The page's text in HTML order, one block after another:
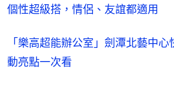
個性超級搭，情侶、友誼都適用
「樂高超能辦公室」劍潭北藝中
動亮點一次看